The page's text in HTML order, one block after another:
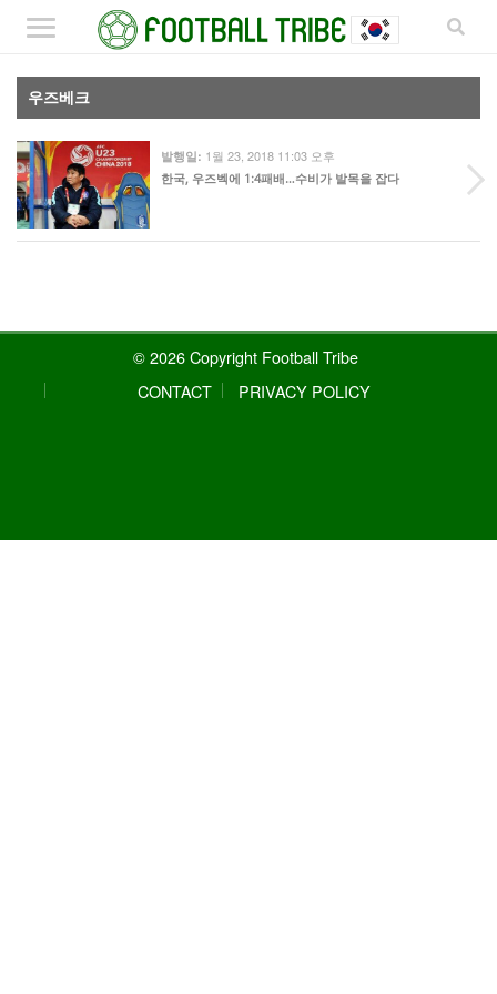
우즈베크
발행일: 1월 23, 2018 11:03 오후
한국, 우즈벡에 1:4패배…수비가 발목을 잡다
© 2026 Copyright Football Tribe
CONTACT
PRIVACY POLICY